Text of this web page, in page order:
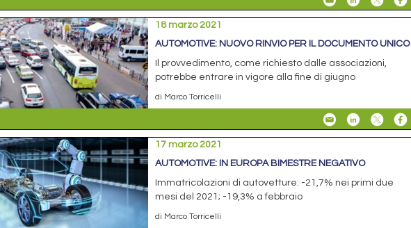
18 marzo 2021
AUTOMOTIVE: NUOVO RINVIO PER IL DOCUMENTO UNICO
Il provvedimento, come richiesto dalle associazioni,
potrebbe entrare in vigore alla fine di giugno
di Marco Torricelli
17 marzo 2021
AUTOMOTIVE: IN EUROPA BIMESTRE NEGATIVO
Immatricolazioni di autovetture: -21,7% nei primi due
mesi del 2021; -19,3% a febbraio
di Marco Torricelli